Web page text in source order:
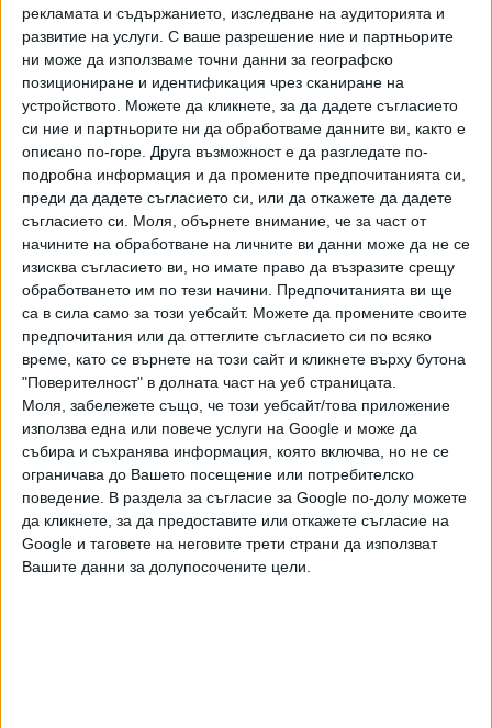
рекламата и съдържанието, изследване на аудиторията и
развитие на услуги. С ваше разрешение ние и партньорите
ни може да използваме точни данни за географско
позициониране и идентификация чрез сканиране на
устройството. Можете да кликнете, за да дадете съгласието
си ние и партньорите ни да обработваме данните ви, както е
описано по-горе. Друга възможност е да разгледате по-
подробна информация и да промените предпочитанията си,
преди да дадете съгласието си, или да откажете да дадете
съгласието си.
Моля, обърнете внимание, че за част от
начините на обработване на личните ви данни може да не се
изисква съгласието ви, но имате право да възразите срещу
обработването им по тези начини. Предпочитанията ви ще
са в сила само за този уебсайт. Можете да промените своите
предпочитания или да оттеглите съгласието си по всяко
време, като се върнете на този сайт и кликнете върху бутона
"Поверителност" в долната част на уеб страницата.
Моля, забележете също, че този уебсайт/това приложение
използва една или повече услуги на Google и може да
събира и съхранява информация, която включва, но не се
ограничава до Вашето посещение или потребителско
поведение. В раздела за съгласие за Google по-долу можете
да кликнете, за да предоставите или откажете съгласие на
Google и таговете на неговите трети страни да използват
Вашите данни за долупосочените цели.
Пробивът в киберсигурността доведе до политически
натиск над правителството. Информацията, която
съдържа адреси на местожителство, мобилни номера,
писма, записи и копия на документи за самоличност, бяха
разпространени за първи път чрез Туитър през
декември, но цялата информация излезе в публичното
пространство през миналата седмица. Около 1000 души
са засегнати, включително депутати от Бундестага,
Европейския парламент, регионалните и местни
парламенти.
Последвайте ни и в
Ако искате да подкрепите независимата
и качествена журналистика в “Сега”,
можете да направите дарение през
PayPal
Ключови думи: Германия ,хакер,политици,лични данни